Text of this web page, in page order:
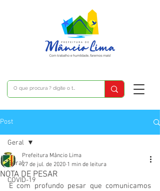
Post
Geral
COVID-19
Geral
NOTA DE PESAR
Prefeitura Mâncio Lima
27 de jul. de 2020 1 min de leitura
É com profundo pesar que comunicamos